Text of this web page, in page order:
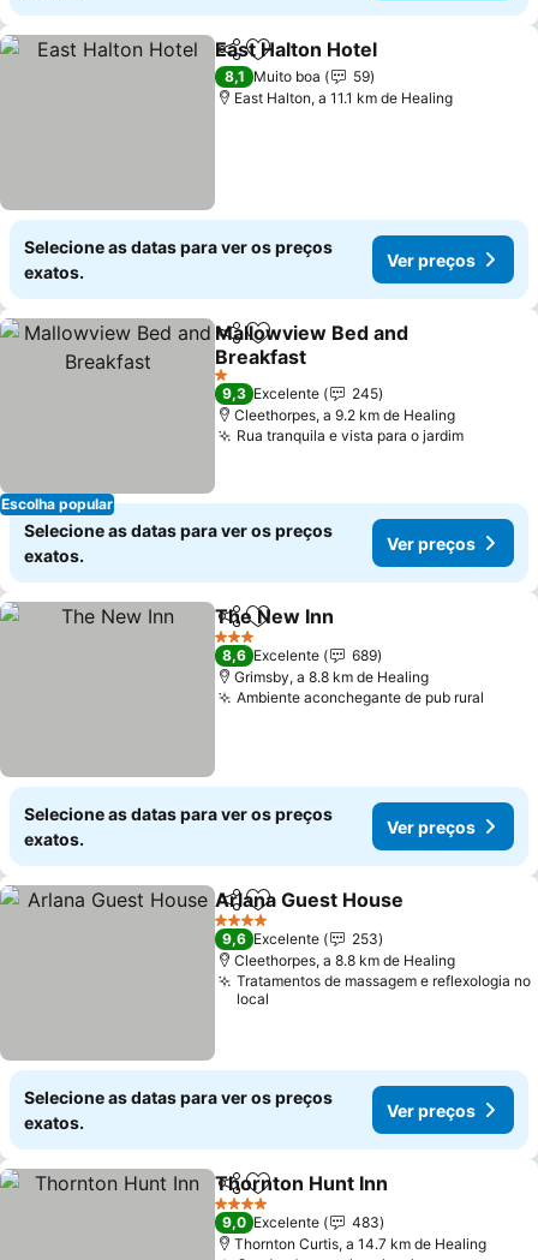
PartilharAdicionar aos favoritos
East Halton Hotel
8,1 Muito boa
59
East Halton, a 11.1 km de Healing
Selecione as datas para ver os preços
exatos.
Ver preços
Escolha popular
PartilharAdicionar aos favoritos
Mallowview Bed and
Breakfast
1 Estrelas
9,3 Excelente
245
Cleethorpes, a 9.2 km de Healing
Rua tranquila e vista para o jardim
Selecione as datas para ver os preços
exatos.
Ver preços
PartilharAdicionar aos favoritos
The New Inn
3 Estrelas
8,6 Excelente
689
Grimsby, a 8.8 km de Healing
Ambiente aconchegante de pub rural
Selecione as datas para ver os preços
exatos.
Ver preços
PartilharAdicionar aos favoritos
Arlana Guest House
4 Estrelas
9,6 Excelente
253
Cleethorpes, a 8.8 km de Healing
Tratamentos de massagem e reflexologia no
local
Selecione as datas para ver os preços
exatos.
Ver preços
PartilharAdicionar aos favoritos
Thornton Hunt Inn
4 Estrelas
9,0 Excelente
483
Thornton Curtis, a 14.7 km de Healing